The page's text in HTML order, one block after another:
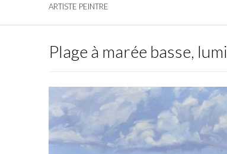
ARTISTE PEINTRE
Plage à marée basse,